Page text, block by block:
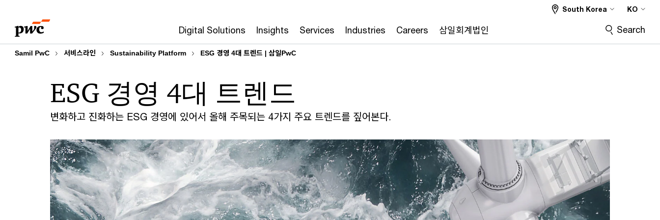
content
footer
Digital Solutions Insights Services Industries Careers 삼일회계법인
South Korea KO
Search
Samil PwC 서비스라인 Sustainability Platform ESG 경영 4대 트렌드 | 삼일PwC
변화하고 진화하는 ESG 경영에 있어서 올해 주목되는 4가지 주요 트렌드를 짚어본다.
ESG 경영 4대 트렌드